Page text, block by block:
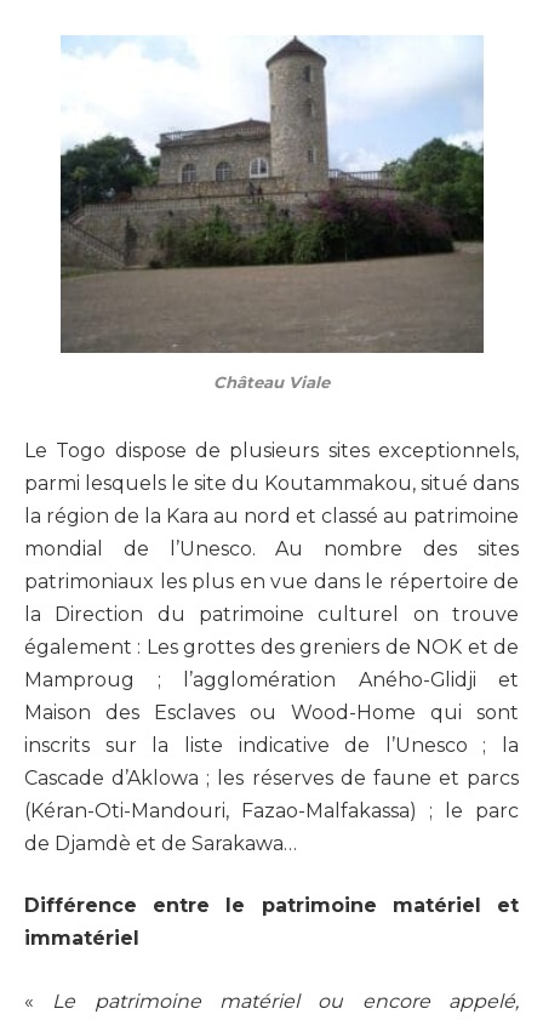
Château Viale
Le Togo dispose de plusieurs sites exceptionnels,
parmi lesquels le site du Koutammakou, situé dans
la région de la Kara au nord et classé au patrimoine
mondial de l’Unesco. Au nombre des sites
patrimoniaux les plus en vue dans le répertoire de
la Direction du patrimoine culturel on trouve
également : Les grottes des greniers de NOK et de
Mamproug ; l’agglomération Aného-Glidji et
Maison des Esclaves ou Wood-Home qui sont
inscrits sur la liste indicative de l’Unesco ; la
Cascade d’Aklowa ; les réserves de faune et parcs
(Kéran-Oti-Mandouri, Fazao-Malfakassa) ; le parc
de Djamdè et de Sarakawa…
Différence entre le patrimoine matériel et
immatériel
« Le patrimoine matériel ou encore appelé,